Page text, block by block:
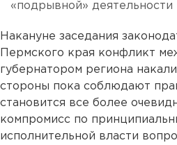
«подрывной» деятельности
Накануне заседания
Пермского края конфликт
губернатором региона
стороны пока соблюдают
становится все более
компромисс по
исполнительной власти